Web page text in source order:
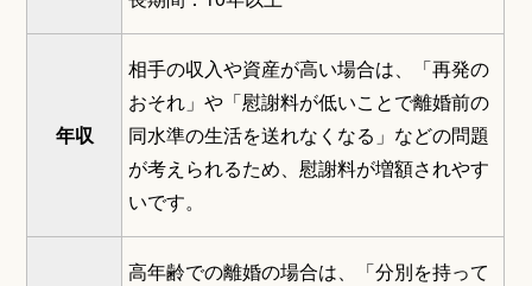
年収
相手の収入や資産が高い場合は、「再発の
おそれ」や「慰謝料が低いことで離婚前の
同水準の生活を送れなくなる」などの問題
が考えられるため、慰謝料が増額されやす
いです。
高年齢での離婚の場合は、「分別を持って